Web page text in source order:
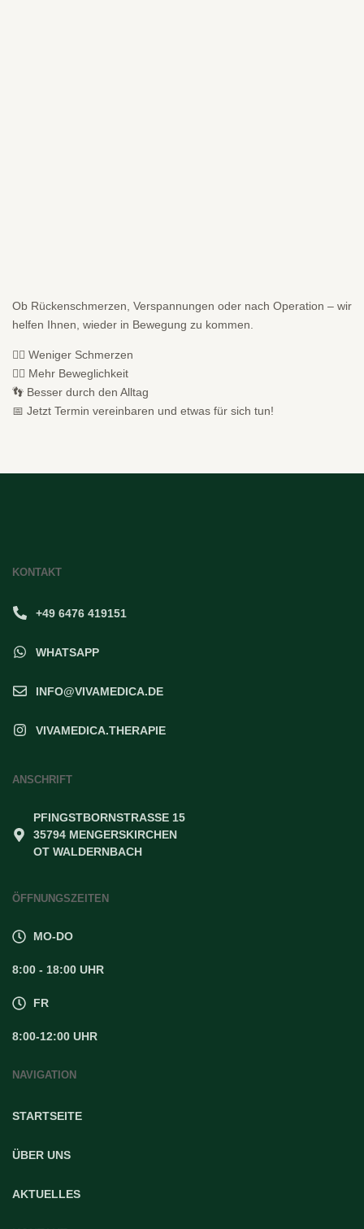
Ob Rückenschmerzen, Verspannungen oder nach Operation – wir
helfen Ihnen, wieder in Bewegung zu kommen.
💆‍♂️ Weniger Schmerzen
🧘‍♀️ Mehr Beweglichkeit
👣 Besser durch den Alltag
📅 Jetzt Termin vereinbaren und etwas für sich tun!
KONTAKT
+49 6476 419151
WHATSAPP
INFO@VIVAMEDICA.DE
VIVAMEDICA.THERAPIE
ANSCHRIFT
PFINGSTBORNSTRASSE 15
35794 MENGERSKIRCHEN
OT WALDERNBACH
ÖFFNUNGSZEITEN
MO-DO
8:00 - 18:00 UHR
FR
8:00-12:00 UHR
NAVIGATION
STARTSEITE
ÜBER UNS
AKTUELLES